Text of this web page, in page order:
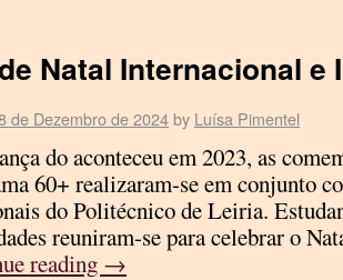
Natal Internacional e
de Dezembro de 2024by Luísa Pimentel
do aconteceu em 2023, as
60+ realizaram-se em conjunto
do Politécnico de Leiria.
reuniram-se para celebrar o
reading →